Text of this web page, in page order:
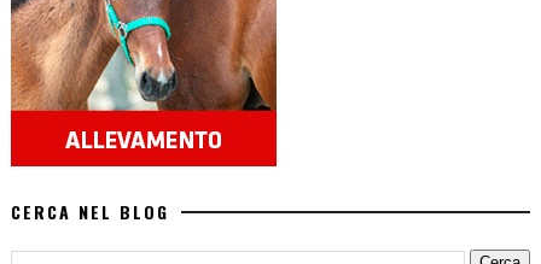
CERCA NEL BLOG